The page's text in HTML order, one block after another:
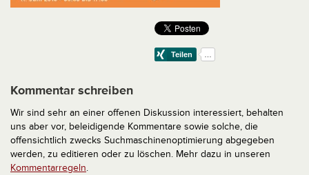
Kommentar schreiben
Wir sind sehr an einer offenen Diskussion interessiert, behalten
uns aber vor, beleidigende Kommentare sowie solche, die
offensichtlich zwecks Suchmaschinenoptimierung abgegeben
werden, zu editieren oder zu löschen. Mehr dazu in unseren
Kommentarregeln.